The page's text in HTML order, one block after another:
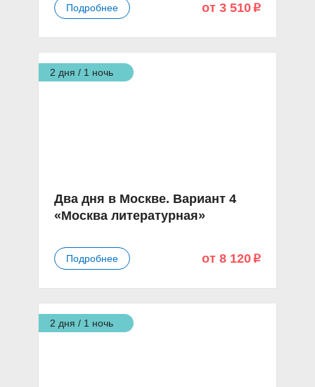
Подробнее от 3 510 p
2 дня / 1 ночь
Два дня в Москве. Вариант 4
«Москва литературная»
Подробнее от 8 120 p
2 дня / 1 ночь